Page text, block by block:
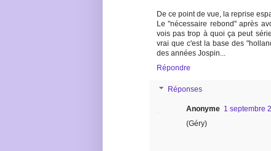
De ce point de vue, la reprise
Le "nécessaire rebond" après
vois pas trop à quoi ça peut
vrai que c'est la base des
des années Jospin...
Répondre
Réponses
Anonyme 1 septembre
(Géry)